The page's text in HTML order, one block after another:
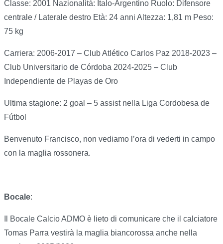
Classe: 2001 Nazionalità: Italo-Argentino Ruolo: Difensore
centrale / Laterale destro Età: 24 anni Altezza: 1,81 m Peso:
75 kg
Carriera: 2006-2017 – Club Atlético Carlos Paz 2018-2023 –
Club Universitario de Córdoba 2024-2025 – Club
Independiente de Playas de Oro
Ultima stagione: 2 goal – 5 assist nella Liga Cordobesa de
Fútbol
Benvenuto Francisco, non vediamo l’ora di vederti in campo
con la maglia rossonera.
Bocale:
Il Bocale Calcio ADMO è lieto di comunicare che il calciatore
Tomas Parra vestirà la maglia biancorossa anche nella